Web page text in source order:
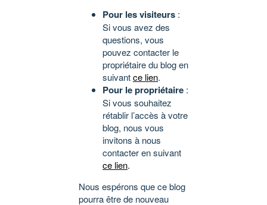
Pour les visiteurs :
Si vous avez des
questions, vous
pouvez contacter le
propriétaire du blog en
suivantce lien.
Pour le propriétaire :
Si vous souhaitez
rétablir l’accès à votre
blog, nous vous
invitons à nous
contacter en suivant
ce lien.
Nous espérons que ce blog
pourra être de nouveau